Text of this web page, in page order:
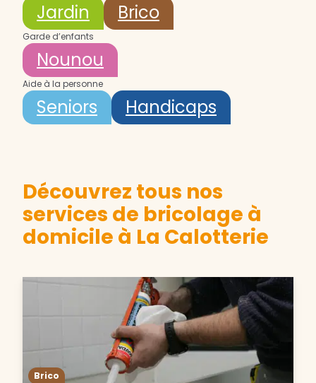
Jardin
Brico
Garde d’enfants
Nounou
Aide à la personne
Seniors Handicaps
Découvrez tous nos
services de bricolage à
domicile à La Calotterie
Brico